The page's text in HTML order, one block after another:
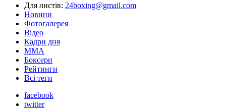
Для листів: 24boxing@gmail.com
Новини
Фотогалерея
Відео
Кадри дня
ММА
Боксери
Рейтинги
Всі теги
facebook
twitter